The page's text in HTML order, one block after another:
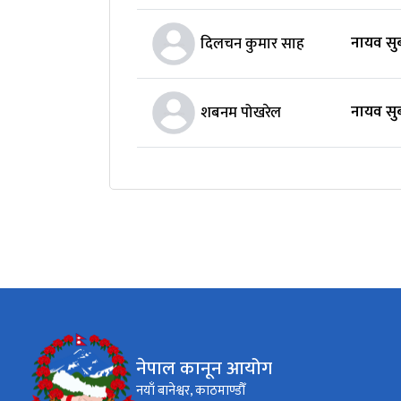
दिलचन कुमार साह नायव
शबनम पोखरेल नायव
नेपाल कानून आयोग
नयाँ बानेश्वर, काठमाण्डौँ